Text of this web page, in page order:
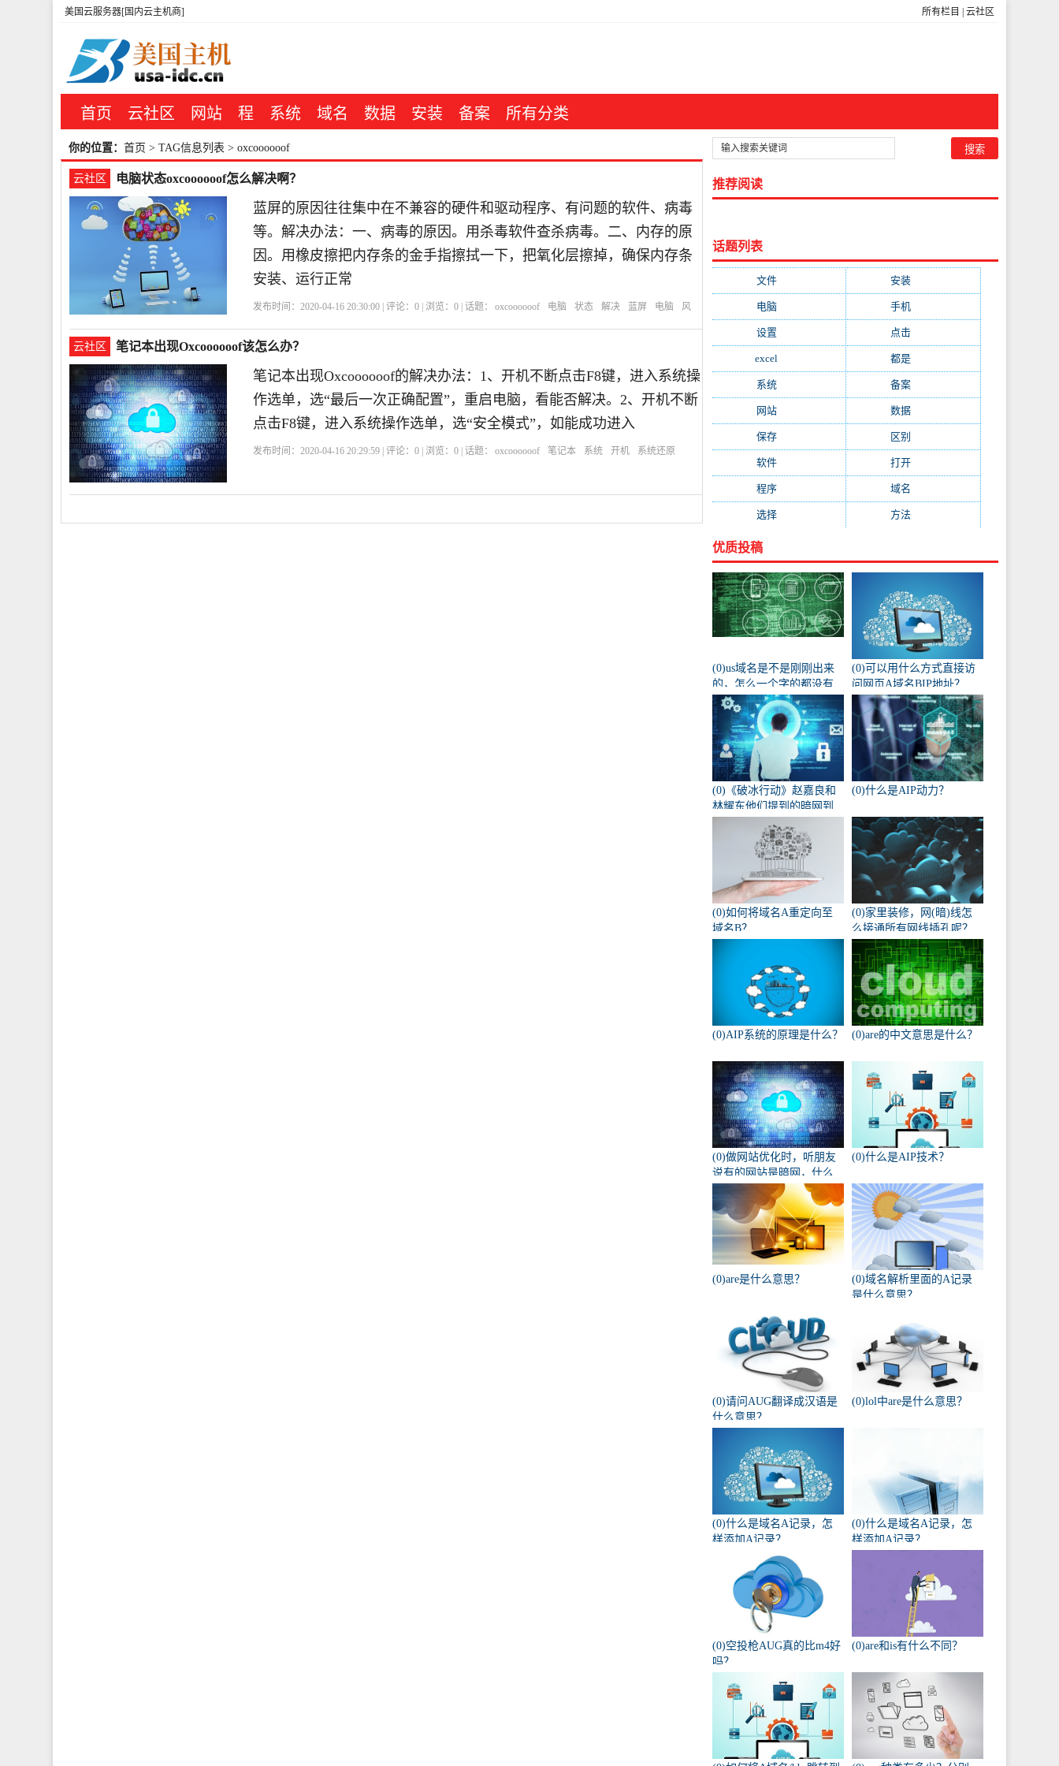
所有栏目 云社区
美国云服务器[国内云主机商]
首页 云社区 网站 程 系统 域名 数据 安装 备案 所有分类
你的位置： 首页 > TAG信息列表 > oxcoooooof
云社区 电脑状态oxcoooooof怎么解决啊？
蓝屏的原因往往集中在不兼容的硬件和驱动程序、有问题的软件、病毒
等。解决办法：一、病毒的原因。用杀毒软件查杀病毒。二、内存的原
因。用橡皮擦把内存条的金手指擦拭一下，把氧化层擦掉，确保内存条
安装、运行正常
发布时间：2020-04-16 20:30:00 | 评论：0 | 浏览：0 | 话题： oxcoooooof 电脑 状态 解决 蓝屏 电脑
风
扇
云社区 笔记本出现Oxcoooooof该怎么办？
笔记本出现Oxcoooooof的解决办法：1、开机不断点击F8键，进入系统操
作选单，选“最后一次正确配置”，重启电脑，看能否解决。2、开机不断
点击F8键，进入系统操作选单，选“安全模式”，如能成功进入
发布时间：2020-04-16 20:29:59 | 评论：0 | 浏览：0 | 话题： oxcoooooof 笔记本 系统 开机 系统还原
推荐阅读
话题列表
文件(755) 安装
电脑(688) 手机
设置 点击
excel 都是
系统(495) 备案
网站(461) 数据
保存(438) 区别
软件(419) 打开
程序(387) 域名
选择(333) 方法
优质投稿
(0)us域名是不是刚刚出来
的，怎么一个字的都没有
人注册阿？
(0)可以用什么方式直接访
问网页A域名BIP地址？
(0)《破冰行动》赵嘉良和
林耀东他们提到的暗网到
(0)什么是AIP动力？
(0)如何将域名A重定向至
域名B？
(0)家里装修，网(暗)线怎
么接通所有网线插孔呢？
(0)AIP系统的原理是什么？ (0)are的中文意思是什么？
(0)做网站优化时，听朋友
说有的网站是暗网，什么
叫暗网啊？
(0)什么是AIP技术？
(0)are是什么意思？
(0)域名解析里面的A记录
是什么意思？
(0)请问AUG翻译成汉语是
什么意思？
(0)lol中are是什么意思？
(0)什么是域名A记录，怎
样添加A记录？
(0)什么是域名A记录，怎
样添加A记录？
(0)空投枪AUG真的比m4好
吗？
(0)are和is有什么不同？